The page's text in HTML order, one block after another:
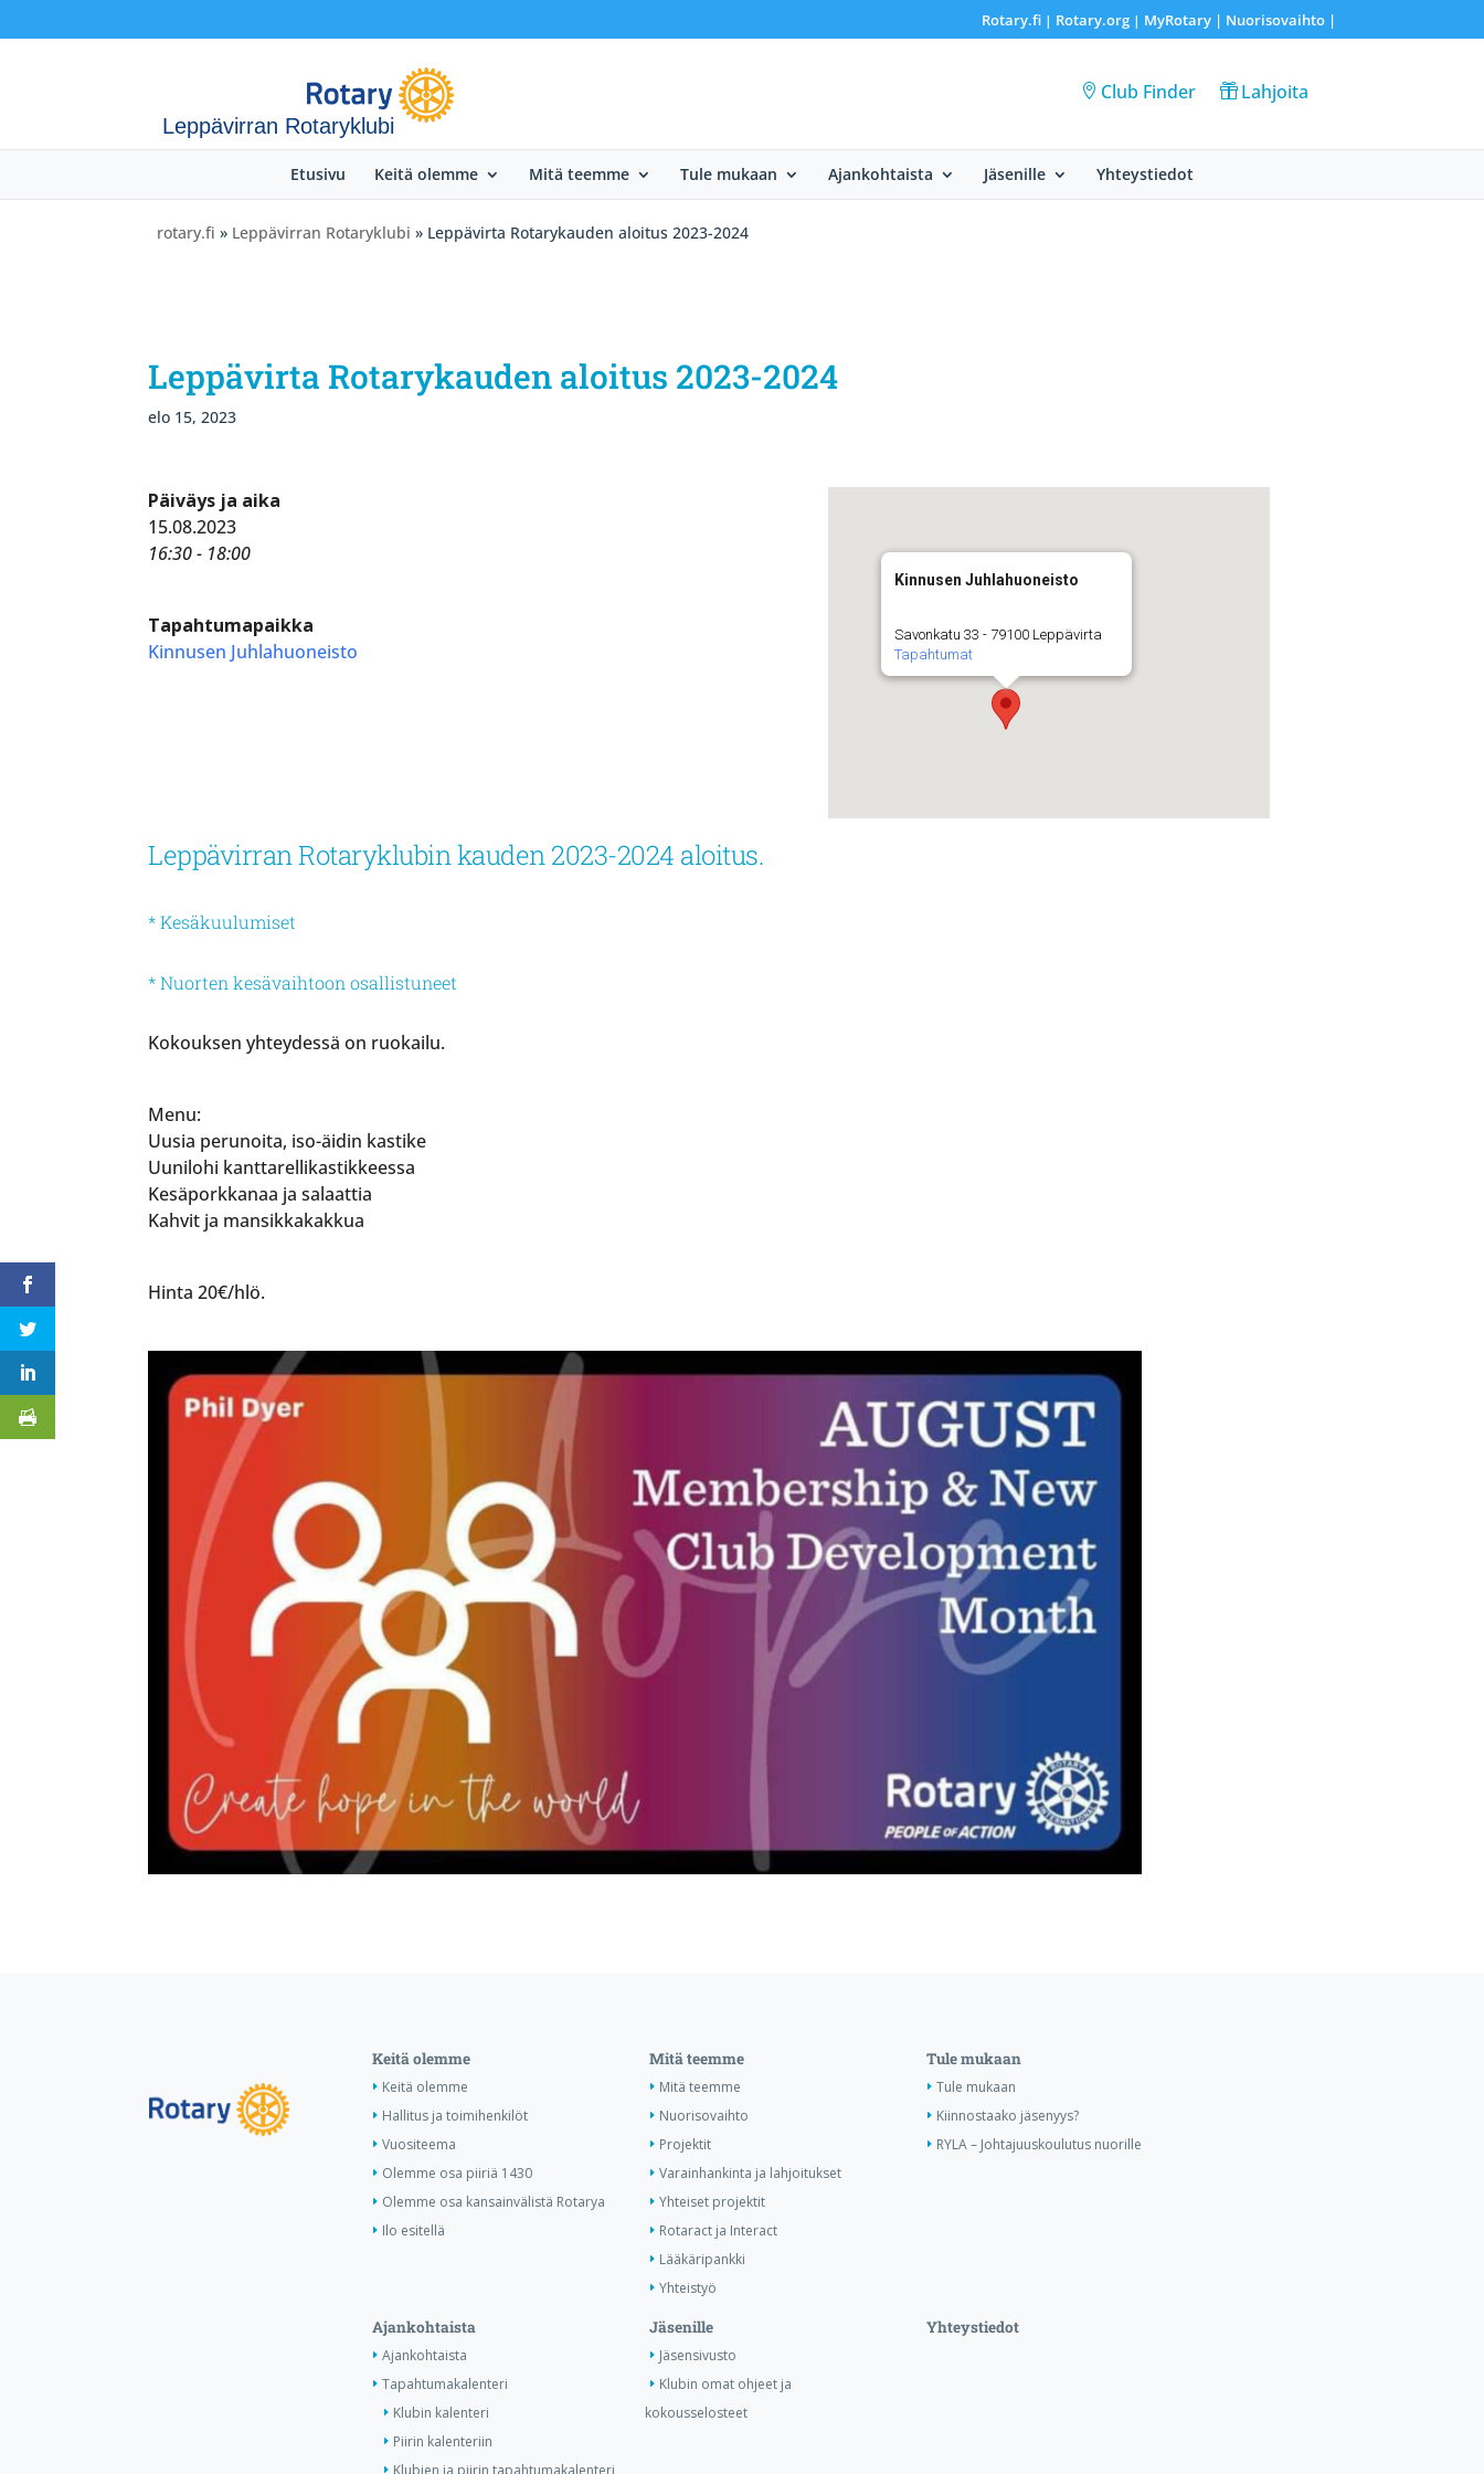
Rotary.fi| Rotary.org| MyRotary | Nuorisovaihto|
Leppävirran Rotaryklubi
Club Finder Lahjoita
Etusivu Keitä olemme Mitä teemme Tule mukaan Ajankohtaista Jäsenille Yhteystiedot
rotary.fi » Leppävirran Rotaryklubi » Leppävirta Rotarykauden aloitus 2023-2024
Leppävirta Rotarykauden aloitus 2023-2024
elo 15, 2023
Kinnusen Juhlahuoneisto
Savonkatu 33 - 79100 Leppävirta
Tapahtumat
Päiväys ja aika
15.08.2023
16:30 - 18:00
Tapahtumapaikka
Kinnusen Juhlahuoneisto
Leppävirran Rotaryklubin kauden 2023-2024 aloitus.
* Kesäkuulumiset
* Nuorten kesävaihtoon osallistuneet
Kokouksen yhteydessä on ruokailu.
Menu:
Uusia perunoita, iso-äidin kastike
Uunilohi kanttarellikastikkeessa
Kesäporkkanaa ja salaattia
Kahvit ja mansikkakakkua
Hinta 20€/hlö.
Keitä olemme
Keitä olemme
Hallitus ja toimihenkilöt
Vuositeema
Olemme osa piiriä 1430
Olemme osa kansainvälistä Rotarya
Ilo esitellä
Mitä teemme
Mitä teemme
Nuorisovaihto
Projektit
Varainhankinta ja lahjoitukset
Yhteiset projektit
Rotaract ja Interact
Lääkäripankki
Yhteistyö
Tule mukaan
Tule mukaan
Kiinnostaako jäsenyys?
RYLA – Johtajuuskoulutus nuorille
Ajankohtaista
Ajankohtaista
Tapahtumakalenteri
Klubin kalenteri
Piirin kalenteriin
Klubien ja piirin tapahtumakalenteri
Jäsenille
Jäsensivusto
Klubin omat ohjeet ja
kokousselosteet
Yhteystiedot